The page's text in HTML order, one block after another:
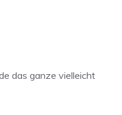
das ganze vielleicht